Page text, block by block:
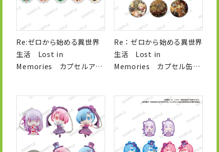
Re:ゼロから始める異世界
生活 Lost in
Memories カプセルアク
Re：ゼロから始める異世界
生活 Lost in
Memories カプセル缶バ